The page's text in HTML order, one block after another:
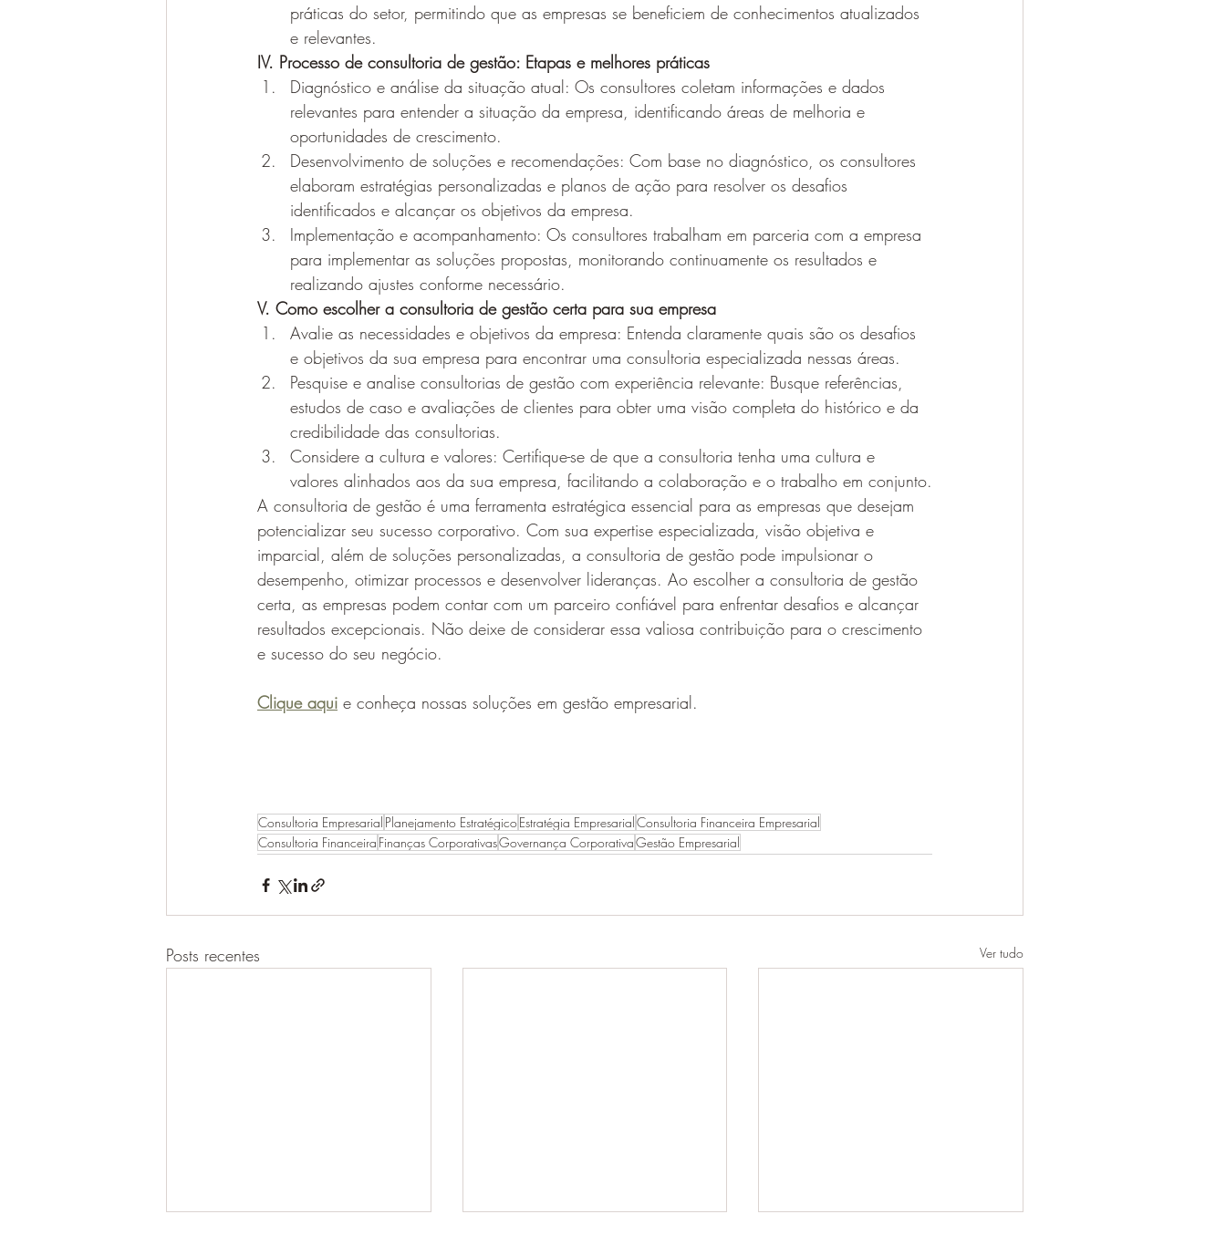
práticas do setor, permitindo que as empresas se beneficiem de conhecimentos atualizados
e relevantes.
IV. Processo de consultoria de gestão: Etapas e melhores práticas
Diagnóstico e análise da situação atual: Os consultores coletam informações e dados
relevantes para entender a situação da empresa, identificando áreas de melhoria e
oportunidades de crescimento.
Desenvolvimento de soluções e recomendações: Com base no diagnóstico, os consultores
elaboram estratégias personalizadas e planos de ação para resolver os desafios
identificados e alcançar os objetivos da empresa.
Implementação e acompanhamento: Os consultores trabalham em parceria com a empresa
para implementar as soluções propostas, monitorando continuamente os resultados e
realizando ajustes conforme necessário.
V. Como escolher a consultoria de gestão certa para sua empresa
Avalie as necessidades e objetivos da empresa: Entenda claramente quais são os desafios
e objetivos da sua empresa para encontrar uma consultoria especializada nessas áreas.
Pesquise e analise consultorias de gestão com experiência relevante: Busque referências,
estudos de caso e avaliações de clientes para obter uma visão completa do histórico e da
credibilidade das consultorias.
Considere a cultura e valores: Certifique-se de que a consultoria tenha uma cultura e
valores alinhados aos da sua empresa, facilitando a colaboração e o trabalho em conjunto.
A consultoria de gestão é uma ferramenta estratégica essencial para as empresas que desejam
potencializar seu sucesso corporativo. Com sua expertise especializada, visão objetiva e
imparcial, além de soluções personalizadas, a consultoria de gestão pode impulsionar o
desempenho, otimizar processos e desenvolver lideranças. Ao escolher a consultoria de gestão
certa, as empresas podem contar com um parceiro confiável para enfrentar desafios e alcançar
resultados excepcionais. Não deixe de considerar essa valiosa contribuição para o crescimento
e sucesso do seu negócio.
Clique aqui e conheça nossas soluções em gestão empresarial.
Consultoria Empresarial Planejamento EstratégicoEstratégia EmpresarialConsultoria Financeira Empresarial
Consultoria Financeira Finanças CorporativasGovernança CorporativaGestão Empresarial
Posts recentes Ver tudo